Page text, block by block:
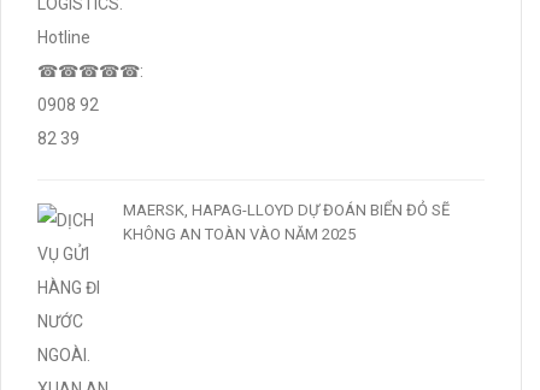
MAERSK, HAPAG-LLOYD DỰ ĐOÁN BIỂN ĐỎ SẼ
KHÔNG AN TOÀN VÀO NĂM 2025